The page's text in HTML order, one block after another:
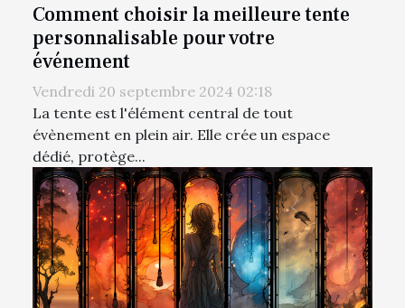
Comment choisir la meilleure tente
personnalisable pour votre
événement
Vendredi 20 septembre 2024 02:18
La tente est l'élément central de tout
évènement en plein air. Elle crée un espace
dédié, protège...